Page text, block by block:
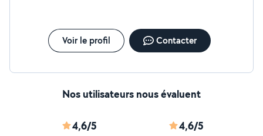
Voir le profil Contacter
Nos utilisateurs nous évaluent
4,6/5 4,6/5